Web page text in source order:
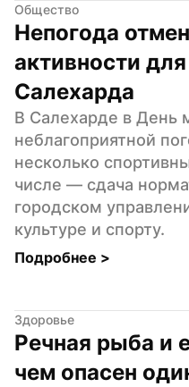
Общество
Непогода
активности
Салехарда
В Салехарде в День
неблагоприятной
несколько
числе — сдача
городском
культуре и спорту.
Подробнее >
Здоровье
Речная рыба и
чем опасен